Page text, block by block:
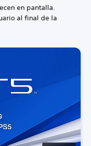
en pantalla.
al final de la